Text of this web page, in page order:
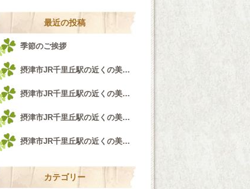
最近の投稿
季節のご挨拶
摂津市JR千里丘駅の近くの美容室airfeel千里丘店♪
摂津市JR千里丘駅の近くの美容室airfeel千里丘店！！！
摂津市JR千里丘駅の近くの美容室airfeel千里丘店♪
摂津市JR千里丘駅の近くの美容室airfeel千里丘店♪
カテゴリー